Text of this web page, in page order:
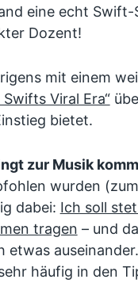
eine echt
Dozent!
mit einem
Swifts Viral Era“
bietet.
zur Musik
wurden
dabei: Ich soll
tragen – und
etwas
häufig in den